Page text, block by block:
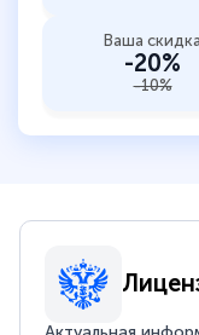
Ваша скидка
-20%
-10%